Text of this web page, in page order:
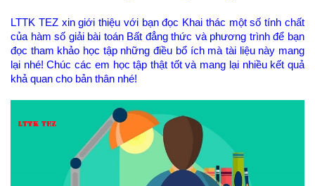
LTTK TEZ xin giới thiệu với bạn đọc Khai thác một số tính chất
của hàm số giải bài toán Bất đẳng thức và phương trình để bạn
đọc tham khảo học tập những điều bổ ích mà tài liệu này mang
lại nhé! Chúc các em học tập thật tốt và mang lại nhiều kết quả
khả quan cho bản thân nhé!